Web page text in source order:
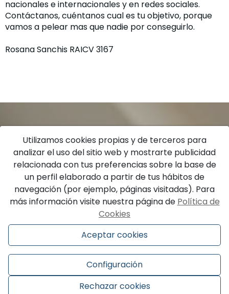
nacionales e internacionales y en redes sociales.
Contáctanos, cuéntanos cual es tu objetivo, porque
vamos a pelear mas que nadie por conseguirlo.
Rosana Sanchis RAICV 3167
Utilizamos cookies propias y de terceros para
analizar el uso del sitio web y mostrarte publicidad
relacionada con tus preferencias sobre la base de
un perfil elaborado a partir de tus hábitos de
navegación (por ejemplo, páginas visitadas). Para
más información visite nuestra página de Política de
Cookies
Aceptar cookies
Configuración
Rechazar cookies